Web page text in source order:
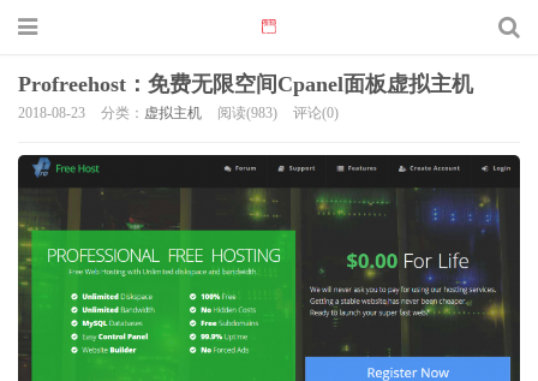
Profreehost：免费无限空间Cpanel面板虚拟主机
2018-08-23 分类： 虚拟主机 阅读(983) 评论(0)